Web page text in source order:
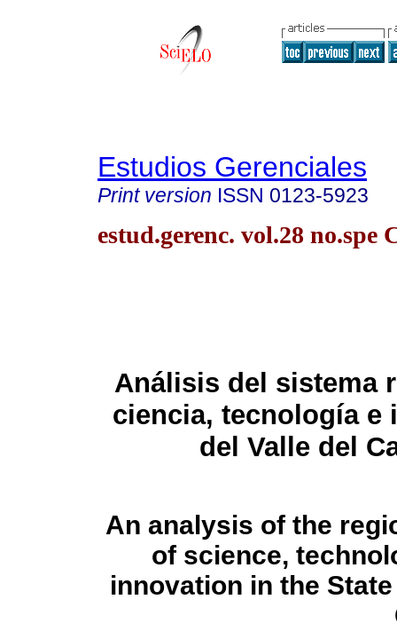
Estudios Gerenciales
Print version ISSN 0123-5923
estud.gerenc. vol.28 no.spe
Análisis del sistema
ciencia, tecnología e
del Valle del
An analysis of the
of science,
innovation in the